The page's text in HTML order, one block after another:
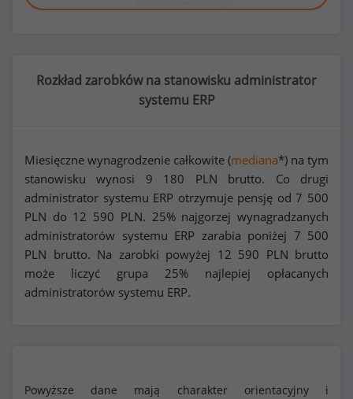
Rozkład zarobków na stanowisku administrator
systemu ERP
Miesięczne wynagrodzenie całkowite (mediana*) na tym
stanowisku wynosi 9 180 PLN brutto. Co drugi
administrator systemu ERP otrzymuje pensję od7 500
PLN do 12 590 PLN. 25% najgorzej wynagradzanych
administratorów systemu ERP zarabia poniżej 7 500
PLN brutto. Na zarobki powyżej 12 590 PLN brutto
może liczyć grupa 25% najlepiej opłacanych
administratorów systemu ERP.
Powyższe dane mają charakter orientacyjny i